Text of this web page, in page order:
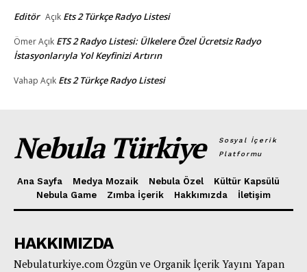
Editör Açık Ets 2 Türkçe Radyo Listesi
ÖmerAçık ETS 2 Radyo Listesi: Ülkelere Özel Ücretsiz Radyo
İstasyonlarıyla Yol Keyfinizi Artırın
Vahap Açık Ets 2 Türkçe Radyo Listesi
Nebula Türkiye
Sosyal İçerik
Platformu
Ana Sayfa Medya Mozaik Nebula Özel
Kültür Kapsülü
Nebula Game
Zımba İçerik Hakkımızda İletişim
HAKKIMIZDA
Nebulaturkiye.com Özgün ve Organik İçerik Yayını Yapan